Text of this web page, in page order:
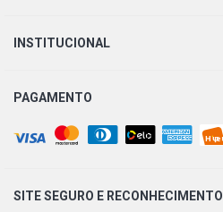
INSTITUCIONAL
PAGAMENTO
SITE SEGURO E RECONHECIMENTO